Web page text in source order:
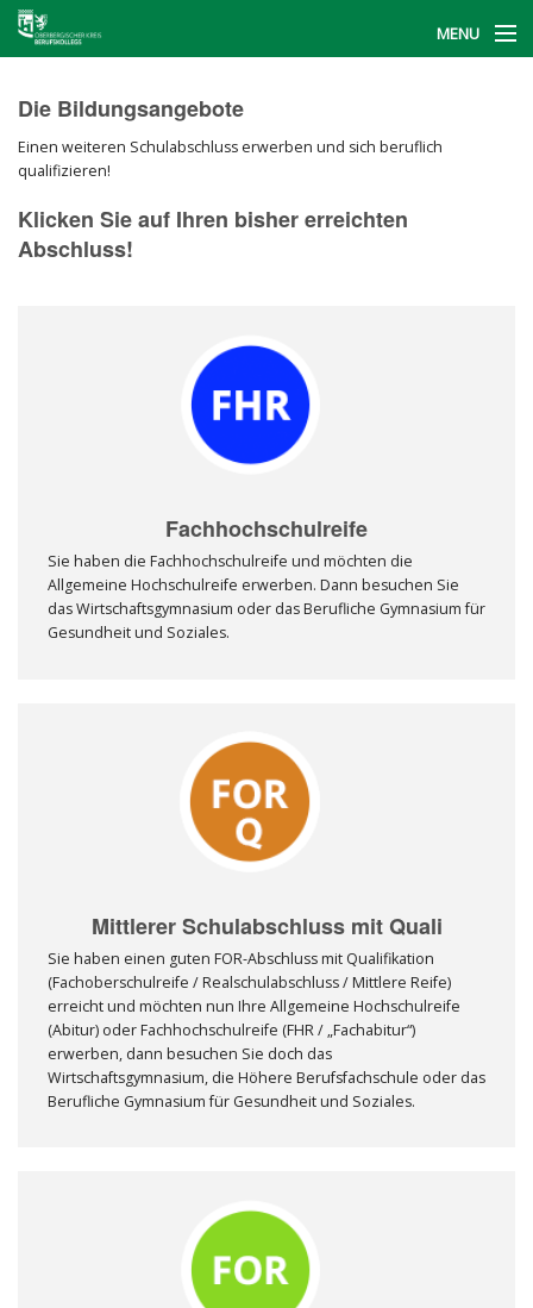
MENU
Berufskollegs
Informationstag
Die Bildungsangebote
Einen weiteren Schulabschluss erwerben und sich beruflich
qualifizieren!
Klicken Sie auf Ihren bisher erreichten
Abschluss!
Fachhochschulreife
Sie haben die Fachhochschulreife und möchten die
Allgemeine Hochschulreife erwerben. Dann besuchen Sie
das Wirtschaftsgymnasium oder das Berufliche Gymnasium für
Gesundheit und Soziales.
Mittlerer Schulabschluss mit Quali
Sie haben einen guten FOR-Abschluss mit Qualifikation
(Fachoberschulreife / Realschulabschluss / Mittlere Reife)
erreicht und möchten nun Ihre Allgemeine Hochschulreife
(Abitur) oder Fachhochschulreife (FHR / „Fachabitur“)
erwerben, dann besuchen Sie doch das
Wirtschaftsgymnasium, die Höhere Berufsfachschule oder das
Berufliche Gymnasium für Gesundheit und Soziales.